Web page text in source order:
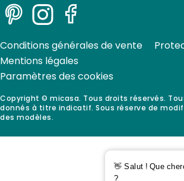
PinterestInstagramFacebook
Copyright © micasa. Tous droits réservés.
donnés à titre indicatif. Sous réserve de
des modèles.
Conditions générales de vente
Mentions légales
Paramètres des cookies